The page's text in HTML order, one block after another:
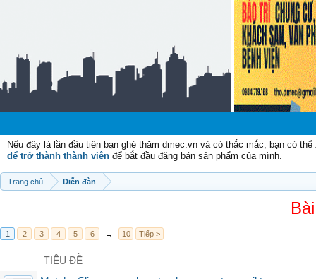
Nếu đây là lần đầu tiên bạn ghé thăm dmec.vn và có thắc mắc, bạn có
để trở thành thành viên để bắt đầu đăng bán sản phẩm của mình.
Trang chủ Diễn đàn
1 2 3 4 5 6 → 10 Tiếp >
TIÊU ĐỀ